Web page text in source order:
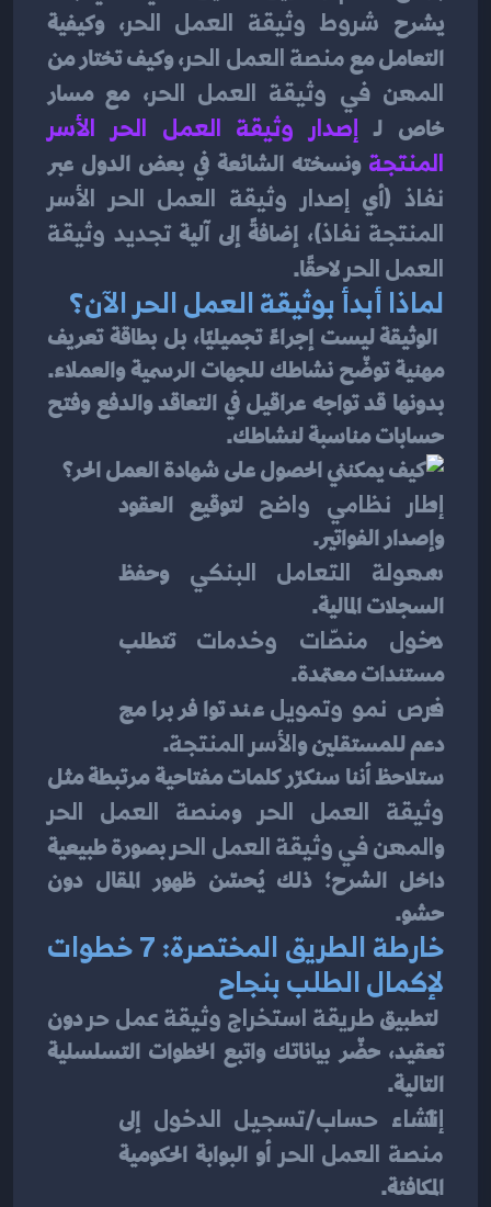
يشرح شروط وثيقة العمل الحر
التعامل مع منصة العمل الحر، وكيف تختار من
المهن في وثيقة العمل الحر ، مع مسار
خاص لـ
إصدار وثيقة العمل الحر الأسر
المنتجة ونسخته الشائعة في بعض الدول عبر
نفاذ (أي
إصدار وثيقة العمل الحر الأسر
المنتجة نفاذ)، إضافةً إلى آلية
العمل الحر لاحقًا.
لماذا أبدأ بوثيقة العمل الحر الآن؟
حسابات مناسبة لنشاطك.
إطار نظامي واضح لتوقيع العقود
وإصدار الفواتير.
سهولة التعامل البنكي وحفظ
السجلات المالية.
دخول منصّات وخدمات
مستندات معتمدة.
فرص نمو وتمويل
دعم للمستقلين والأسر المنتجة.
ستلاحظ أننا سنكرّر كلمات مفتاحية مرتبطة مثل
وثيقة العمل الحر ومنصة العمل الحر
والمهن في وثيقة العمل الحر
حشو.
لإكمال الطلب بنجاح
طريقة استخراج وثيقة عمل حر
التالية.
إنشاء حساب/تسجيل الدخول إلى
منصة العمل الحر أو البوابة الحكومية
المكافئة.